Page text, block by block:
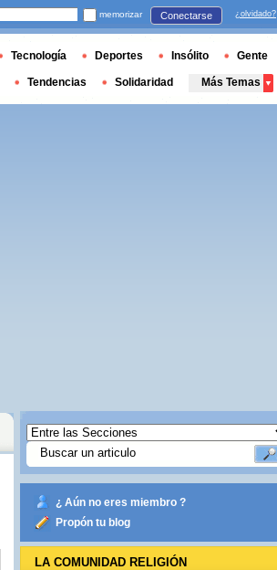
¿ Aún no eres miembro ?
Propón tu blog
LA COMUNIDAD RELIGIÓN
memorizar Conectarse ¿olvidado?
Tecnología Deportes Insólito Gente
Tendencias Solidaridad Más Temas